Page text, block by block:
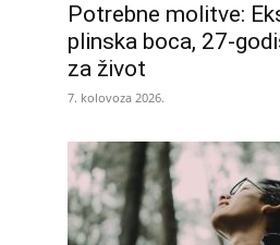
Potrebne molitve:
plinska boca, 27-
za život
7. kolovoza 2026.